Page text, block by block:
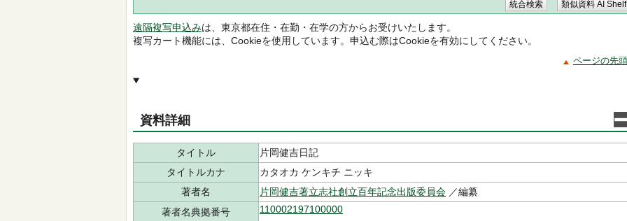
遠隔複写申込みは、東京都在住・在勤・在学の方からお受けいたします。
複写カート機能には、Cookieを使用しています。申込む際はCookieを有効にしてください。
ページの先
資料詳細
タイトル
片岡健吉日記
タイトルカナ
カタオカ ケンキチ ニッキ
著者名
片岡健吉著立志社創立百年記念出版委員会 ／編纂
著者名典拠番号
110002197100000